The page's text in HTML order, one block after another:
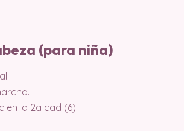
(para niña)
en la 2a cad (6)